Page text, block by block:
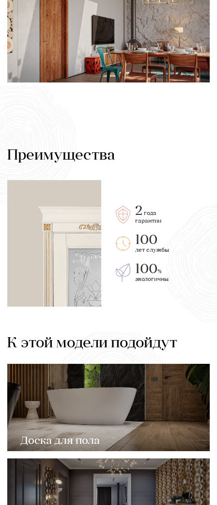
Преимущества
2 года
гарантии
100
лет службы
100%
экологичны
К этой модели подойдут
Доска для пола